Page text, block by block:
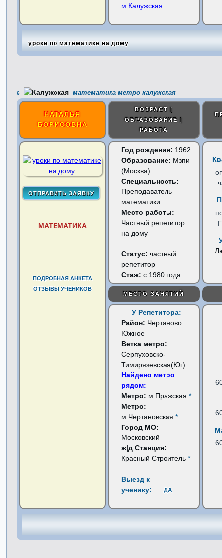
м.Калужская
уроки по математике на дому
6 математика метро калужская
НАТАЛЬЯ
БОРИСОВНА
ВОЗРАСТ |
ОБРАЗОВАНИЕ |
РАБОТА
МАТЕМАТИКА
ПОДРОБНАЯ АНКЕТА
ОТЗЫВЫ УЧЕНИКОВ
Год рождения: 1962
Образование: Мзпи
(Москва)
Специальность:
Преподаватель
математики
Место работы:
Частный репетитор
на дому
Статус:частный
репетитор
Стаж: с 1980 года
МЕСТО ЗАНЯТИЙ
У Репетитора:
Район: Чертаново
Южное
Ветка метро:
Серпуховско-
Тимирязевская(Юг)
Найдено метро
рядом:
Метро: м.Пражская*
Метро:
м.Чертановская*
Город МО:
Московский
ж|д Станция:
Красный Строитель*
Выезд к
ученику:
ДА